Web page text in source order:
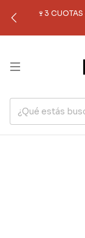
🍷3 CUOTAS